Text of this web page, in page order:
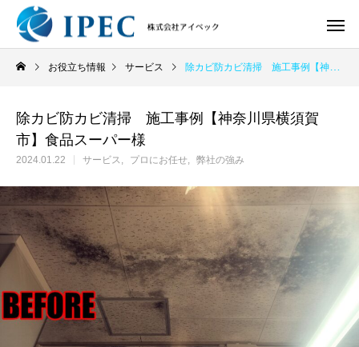
お役立ち情報 サービス 除カビ防カビ清掃 施工事例【神奈川県横須賀市】食品スーパー様
除カビ防カビ清掃 施工事例【神奈川県横須賀
市】食品スーパー様
2024.01.22 サービス プロにお任せ 弊社の強み